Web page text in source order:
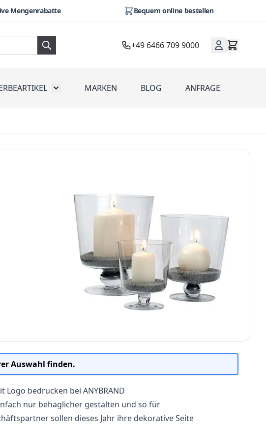
Mengenrabatte Bequem online bestellen
+49 6466 709 9000
for PromotionToggle submenu for Werbeartikel
MARKEN BLOG ANFRAGE
Auswahl finden.
bedrucken bei ANYBRAND
nur behaglicher gestalten und so für
sollen dieses Jahr ihre dekorative Seite